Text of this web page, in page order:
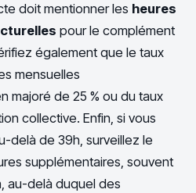
doit mentionner les heures
pour le complément
également que le taux
mensuelles
majoré de 25 % ou du taux
collective. Enfin, si vous
delà de 39h, surveillez le
supplémentaires, souvent
au-delà duquel des